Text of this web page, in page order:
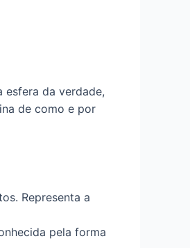
esfera da verdade,
de como e por
Representa a
pela forma